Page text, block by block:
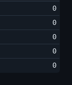
0
0
0
0
0